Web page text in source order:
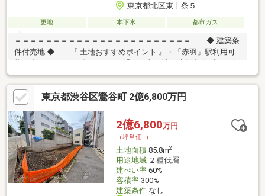
東京都北区東十条５
更地 本下水 都市ガス
＝＝＝＝＝＝＝＝＝＝＝＝＝＝＝＝＝＝＝＝＝＝＝ ◆ 建築条
件付売地 ◆ 『 土地おすすめポイント 』・「赤羽」駅利用可
… 建物イメージがしやすく検討も安心・仕様・間取り相談可 … ラ
イフスタイルに合わせた設計対応『 ロケーション 』・東十条駅5
分、JR赤羽駅も利用可能 … 通勤・通学もスムーズ・都心へ軽快ア
クセス … 暮らしの幅が広がる立地『 サポート内容 』・仕様書の
ご案内・間取り／資金計画のご相談可能＝＝＝＝＝＝＝＝＝＝＝
＝＝＝＝＝＝＝＝＝＝＝＝
東京都渋谷区鶯谷町 2億6,800万円
2億6,800万円
（坪単価:-）
土地面積85.8m2
用途地域２種低層
建ぺい率60%
容積率300%
建築条件なし